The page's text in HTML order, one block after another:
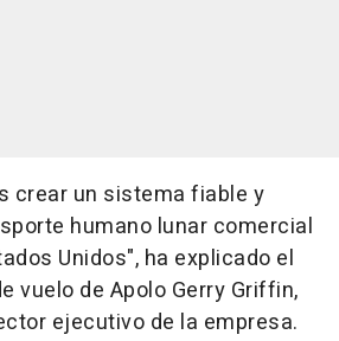
crear un sistema fiable y
humano lunar comercial
Unidos", ha explicado el
vuelo de Apolo Gerry Griffin,
ejecutivo de la empresa.